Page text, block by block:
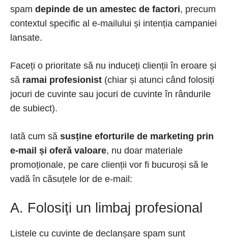
spam depinde de un amestec de factori, precum
contextul specific al e-mailului și intenția campaniei
lansate.
Faceți o prioritate să nu induceți clienții în eroare și
să ramai profesionist (chiar și atunci când folosiți
jocuri de cuvinte sau jocuri de cuvinte în rândurile
de subiect).
Iată cum să susține eforturile de marketing prin
e-mail și oferă valoare, nu doar materiale
promoționale, pe care clienții vor fi bucuroși să le
vadă în căsuțele lor de e-mail:
A. Folosiți un limbaj profesional
Listele cu cuvinte de declanșare spam sunt